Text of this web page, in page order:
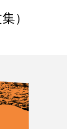
）